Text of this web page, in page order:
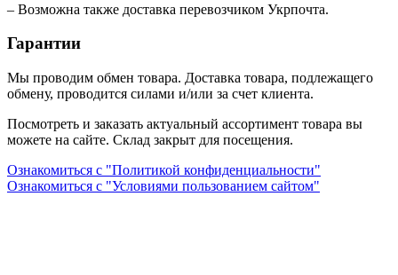
– Возможна также доставка перевозчиком Укрпочта.
Гарантии
Мы проводим обмен товара. Доставка товара, подлежащего
обмену, проводится силами и/или за счет клиента.
Посмотреть и заказать актуальный ассортимент товара вы
можете на сайте. Склад закрыт для посещения.
Ознакомиться с "Политикой конфиденциальности"
Ознакомиться с "Условиями пользованием сайтом"